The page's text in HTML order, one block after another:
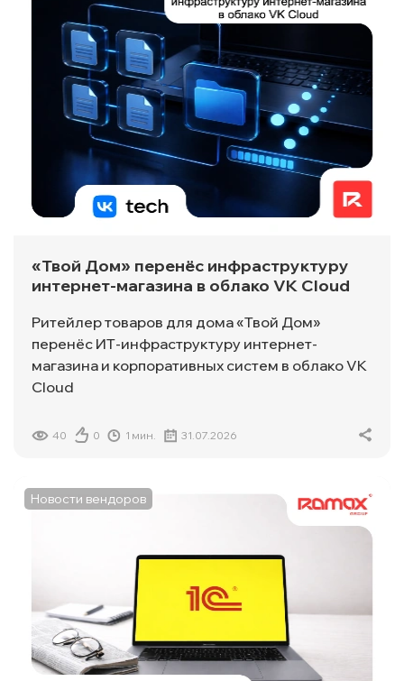
«Твой Дом» перенёс инфраструктуру
интернет-магазина в облако VK Cloud
Ритейлер товаров для дома «Твой Дом»
перенёс ИТ-инфраструктуру интернет-
магазина и корпоративных систем в облако VK
Cloud
40 0 1 мин. 31.07.2026
Новости вендоров